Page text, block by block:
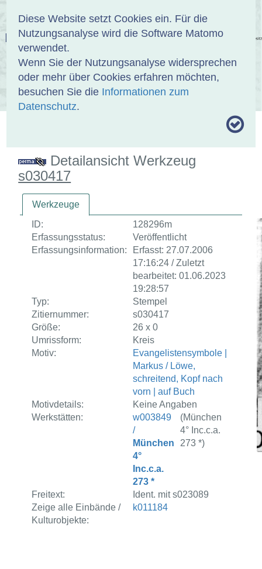
Diese Website setzt Cookies ein. Für die
Nutzungsanalyse wird die Software Matomo
verwendet.
Wenn Sie der Nutzungsanalyse widersprechen
oder mehr über Cookies erfahren möchten,
besuchen Sie die Informationen zum
Datenschutz.
EINBANDDATENBANK
ÜBER UNS SAMMLUNGEN SUCHE
Detailansicht Werkzeug
s030417
Werkzeuge
ID:
128296m
Erfassungsstatus:
Veröffentlicht
Erfassungsinformation:
Erfasst: 27.07.2006
17:16:24 / Zuletzt
bearbeitet: 01.06.2023
19:28:57
Typ:
Stempel
Zitiernummer:
s030417
Größe:
26 x 0
Umrissform:
Kreis
Motiv:
Evangelistensymbole |
Markus / Löwe,
schreitend, Kopf nach
vorn | auf Buch
Motivdetails:
Keine Angaben
Werkstätten:
w003849
/
München
4°
Inc.c.a.
273 *
(München
4° Inc.c.a.
273 *)
Freitext:
Ident. mit s023089
Zeige alle Einbände /
Kulturobjekte:
k011184